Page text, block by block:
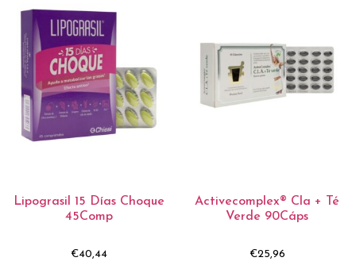
Lipograsil 15 Días Choque
45Comp
€40,44
Activecomplex® Cla + Té
Verde 90Cáps
€25,96